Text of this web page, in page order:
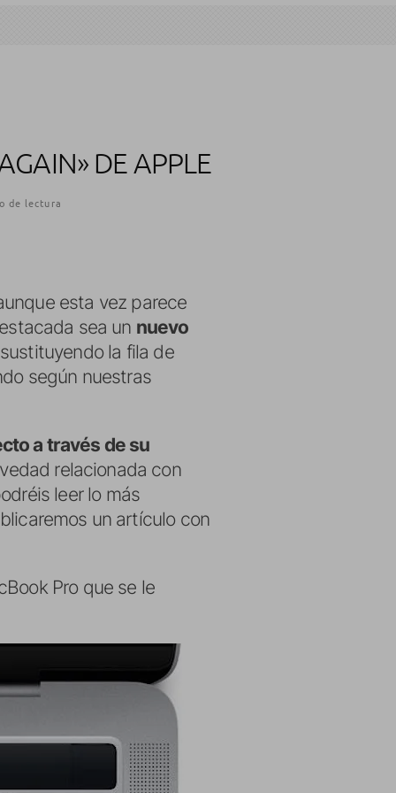
DE APPLE
de lectura
esta vez parece
sea un nuevo
la fila de
según nuestras
a través de su
relacionada con
leer lo más
un artículo con
Pro que se le